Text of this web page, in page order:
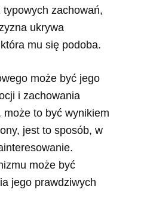
zachowań,
ukrywa
mu się podoba.
może być jego
i zachowania
to być wynikiem
jest to sposób, w
może być
jego prawdziwych